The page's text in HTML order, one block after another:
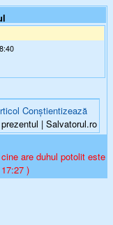
Conştientizează
| Salvatorul.ro
are duhul potolit este
)